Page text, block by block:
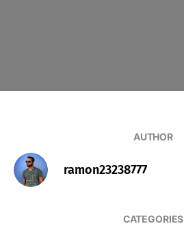
AUTHOR
ramon23238777
CATEGORIES